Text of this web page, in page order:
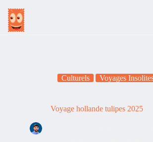
contenu
Culturels Voyages
Voyage hollande tulipes 2025